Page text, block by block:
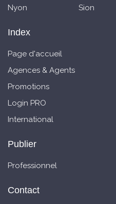
Nyon
Sion
Index
Page d'accueil
Agences & Agents
Promotions
Login PRO
International
Publier
Professionnel
Contact